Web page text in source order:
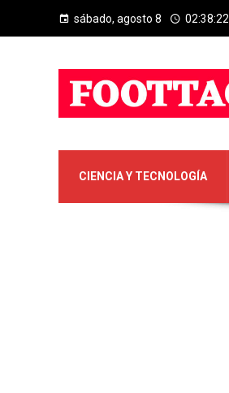
sábado, agosto 8 02:38:23
CIENCIA Y TECNOLOGÍA